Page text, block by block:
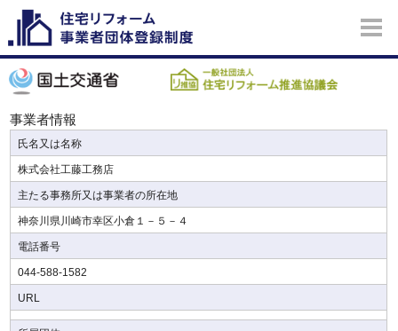
事業者情報
氏名又は名称
株式会社工藤工務店
主たる事務所又は事業者の所在地
神奈川県川崎市幸区小倉１－５－４
電話番号
044-588-1582
URL